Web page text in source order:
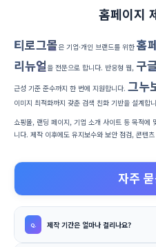
홈페이지
티로그몰은 기업·개인 브랜드를 위한 홈
리뉴얼 을 전문으로 합니다. 반응형 웹, 구
근성 기준 준수까지 한 번에 지원합니다. 그누
이미지 최적화까지 갖춘 검색 친화 기반을 설계합
쇼핑몰, 랜딩 페이지, 기업 소개 사이트 등 목적에
니다. 제작 이후에도 유지보수와 보안 점검, 콘텐
자주
제작 기간은 얼마나 걸리나요?